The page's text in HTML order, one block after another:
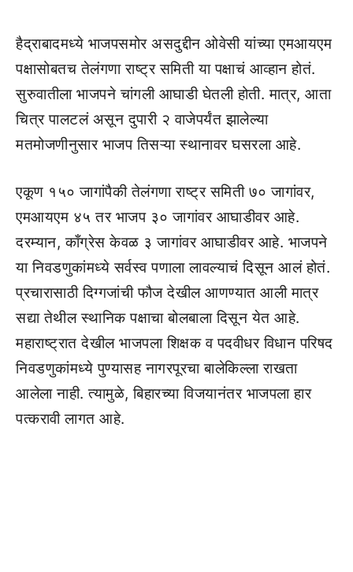
हैद्राबादमध्ये भाजपसमोर असदुद्दीन ओवेसी यांच्या एमआयएम
पक्षासोबतच तेलंगणा राष्ट्र समिती या पक्षाचं आव्हान होतं.
सुरुवातीला भाजपने चांगली आघाडी घेतली होती. मात्र, आता
चित्र पालटलं असून दुपारी २ वाजेपर्यंत झालेल्या
मतमोजणीनुसार भाजप तिसऱ्या स्थानावर घसरला आहे.
एकूण १५० जागांपैकी तेलंगणा राष्ट्र समिती ७० जागांवर,
एमआयएम ४५ तर भाजप ३० जागांवर आघाडीवर आहे.
दरम्यान, काँग्रेस केवळ ३ जागांवर आघाडीवर आहे. भाजपने
या निवडणुकांमध्ये सर्वस्व पणाला लावल्याचं दिसून आलं होतं.
प्रचारासाठी दिग्गजांची फौज देखील आणण्यात आली मात्र
सद्या तेथील स्थानिक पक्षाचा बोलबाला दिसून येत आहे.
महाराष्ट्रात देखील भाजपला शिक्षक व पदवीधर विधान परिषद
निवडणुकांमध्ये पुण्यासह नागरपूरचा बालेकिल्ला राखता
आलेला नाही. त्यामुळे, बिहारच्या विजयानंतर भाजपला हार
पत्करावी लागत आहे.